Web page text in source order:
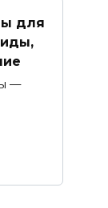
для
—